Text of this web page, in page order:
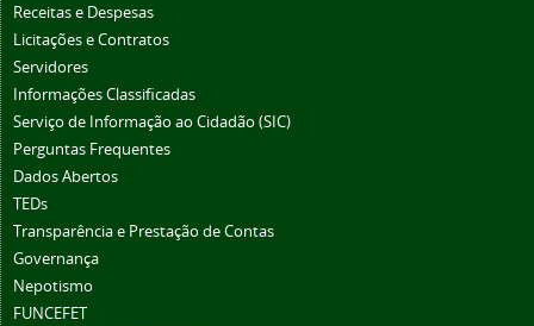
Receitas e Despesas
Licitações e Contratos
Servidores
Informações Classificadas
Serviço de Informação ao Cidadão (SIC)
Perguntas Frequentes
Dados Abertos
TEDs
Transparência e Prestação de Contas
Governança
Nepotismo
FUNCEFET